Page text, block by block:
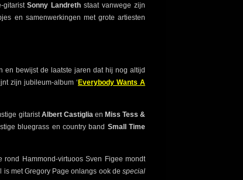
gitaristSonny Landreth staat vanwege zijn
en samenwerkingen met grote artiesten
en bewijst de laatste jaren dat hij nog altijd
zijn jubileum-album ‘ Everybody Wants A
gitaristAlbert Castigliaen Miss Tess &
bluegrass en country band Small Time
Hammond-virtuoos Sven Figee mondt
is met Gregory Page onlangs ook despecial